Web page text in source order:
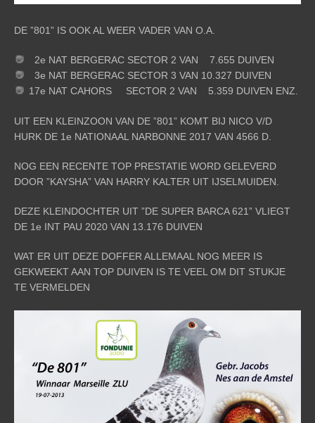
DE ”801” IS OOK AL WEER VADER VAN O.A.
2e NAT BERGERAC SECTOR 2 VAN 7.655 DUIVEN
3e NAT BERGERAC SECTOR 3 VAN 10.327 DUIVEN
17e NAT CAHORS SECTOR 2 VAN 5.359 DUIVEN ENZ.
UIT EEN KLEINZOON VAN DE ”801” KOMT BIJ NICO V/D
HURK DE 1e NATIONAAL NARBONNE 2017 VAN 4566 D.
NOG EEN RECENTE TOP PRESTATIE WORD GELEVERD
DOOR ”KAYSHA” VAN HARRY KALTER UIT IJSELMUIDEN.
DEZE KLEINDOCHTER UIT ”DE SUPER BARCA 621” VLIEGT
DE 1e INT PAU 2020 VAN 13.176 DUIVEN
WAT ER UIT DEZE DOFFER ALLEMAAL NOG MEER IS
GEKWEEKT AAN TOP DUIVEN IS TE VEEL OM DIT STUKJE
TE VERMELDEN